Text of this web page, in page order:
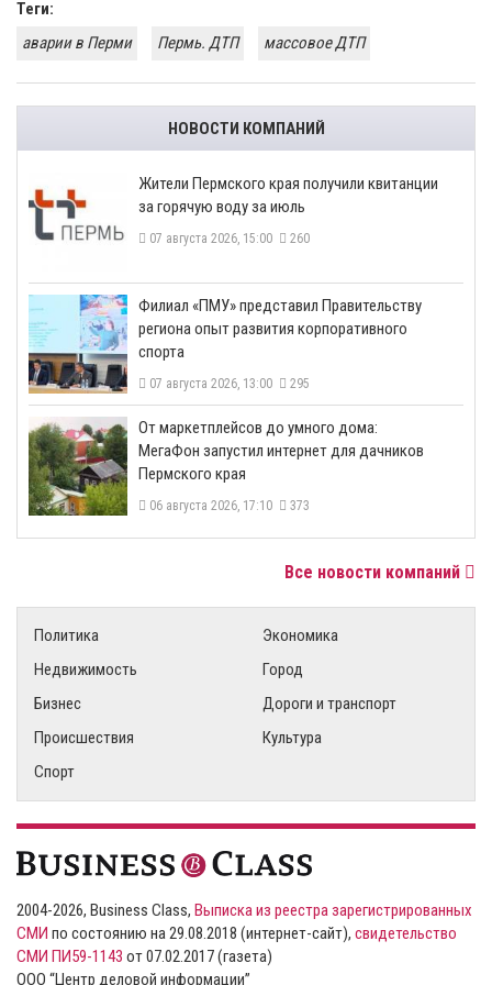
Теги:
аварии в Перми
Пермь. ДТП массовое ДТП
НОВОСТИ КОМПАНИЙ
​Жители Пермского края получили квитанции
за горячую воду за июль
07 августа 2026, 15:00 260
​Филиал «ПМУ» представил Правительству
региона опыт развития корпоративного
спорта
07 августа 2026, 13:00 295
От маркетплейсов до умного дома:
МегаФон запустил интернет для дачников
Пермского края
06 августа 2026, 17:10 373
Все новости компаний
Политика
Экономика
Недвижимость
Город
Бизнес
Дороги и транспорт
Происшествия
Культура
Спорт
2004-2026, Business Class, Выписка из реестра зарегистрированных
СМИ по состоянию на 29.08.2018 (интернет-сайт), свидетельство
СМИ ПИ59-1143 от 07.02.2017 (газета)
ООО “Центр деловой информации”